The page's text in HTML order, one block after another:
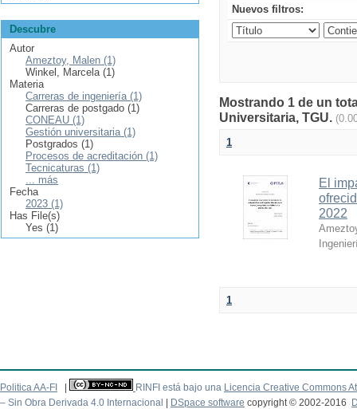
Nuevos filtros:
Mostrando 1 de un
Universitaria, TGU.
1
El
2022
1
Descubre
Autor
Ameztoy, Malen (1)
Winkel, Marcela (1)
Materia
Carreras de ingeniería (1)
Carreras de postgado (1)
CONEAU (1)
Gestión universitaria (1)
Postgrados (1)
Procesos de acreditación (1)
Tecnicaturas (1)
... más
Fecha
2023 (1)
Has File(s)
Yes (1)
Politica AA-FI RINFI está bajo una Licencia Creative Commons
– Sin Obra Derivada 4.0 Internacional
DSpace software copyright © 2002-2016